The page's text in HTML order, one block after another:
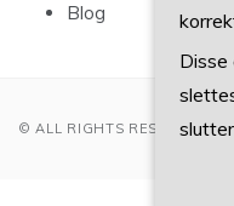
Blog
© ALL RIGHTS RESERVED